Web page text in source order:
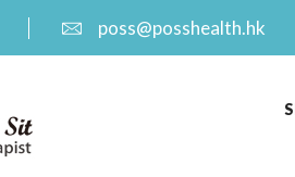
poss@posshealth.hk